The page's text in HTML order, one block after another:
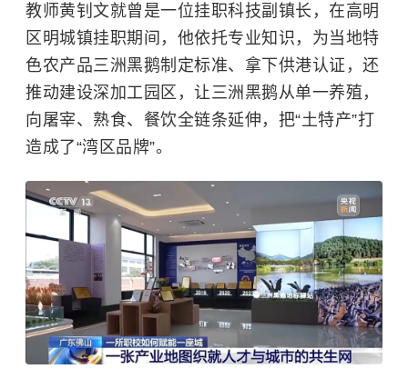
教师黄钊文就曾是一位挂职科技副镇长，在高明
区明城镇挂职期间，他依托专业知识，为当地特
色农产品三洲黑鹅制定标准、拿下供港认证，还
推动建设深加工园区，让三洲黑鹅从单一养殖，
向屠宰、熟食、餐饮全链条延伸，把“土特产”打
造成了“湾区品牌”。